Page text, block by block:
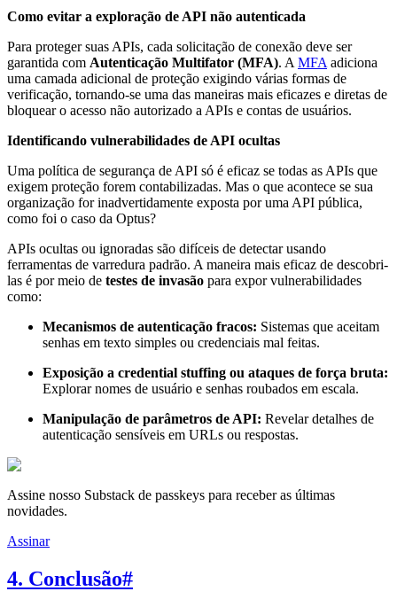
Como evitar a exploração de API não autenticada
Para proteger suas APIs, cada solicitação de conexão deve ser
garantida com Autenticação Multifator (MFA). A MFA adiciona
uma camada adicional de proteção exigindo várias formas de
verificação, tornando-se uma das maneiras mais eficazes e diretas de
bloquear o acesso não autorizado a APIs e contas de usuários.
Identificando vulnerabilidades de API ocultas
Uma política de segurança de API só é eficaz se todas as APIs que
exigem proteção forem contabilizadas. Mas o que acontece se sua
organização for inadvertidamente exposta por uma API pública,
como foi o caso da Optus?
APIs ocultas ou ignoradas são difíceis de detectar usando
ferramentas de varredura padrão. A maneira mais eficaz de descobri-
las é por meio de testes de invasão para expor vulnerabilidades
como:
Mecanismos de autenticação fracos: Sistemas que aceitam
senhas em texto simples ou credenciais mal feitas.
Exposição a credential stuffing ou ataques de força bruta:
Explorar nomes de usuário e senhas roubados em escala.
Manipulação de parâmetros de API: Revelar detalhes de
autenticação sensíveis em URLs ou respostas.
Assine nosso Substack de passkeys para receber as últimas
novidades.
Assinar
4. Conclusão#